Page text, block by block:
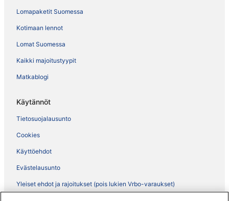
Lomapaketit Suomessa
Kotimaan lennot
Lomat Suomessa
Kaikki majoitustyypit
Matkablogi
Käytännöt
Tietosuojalausunto
Cookies
Käyttöehdot
Evästelausunto
Yleiset ehdot ja rajoitukset (pois lukien Vrbo-varaukset)